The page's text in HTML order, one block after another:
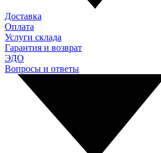
Доставка
Оплата
Услуги склада
Гарантия и возврат
ЭДО
Вопросы и ответы